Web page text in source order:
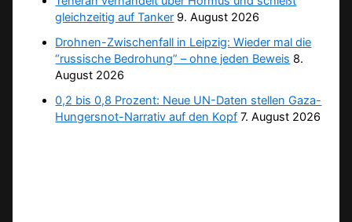
gleichzeitig auf Tanker 9. August 2026
Drohnen-Zwischenfall in Leipzig: Wieder mal die
“russische Bedrohung” – ohne jeden Beweis 8.
August 2026
0,2 bis 0,8 Prozent: Neue UN-Daten stellen Gaza-
Hungersnot-Narrativ auf den Kopf 7. August 2026